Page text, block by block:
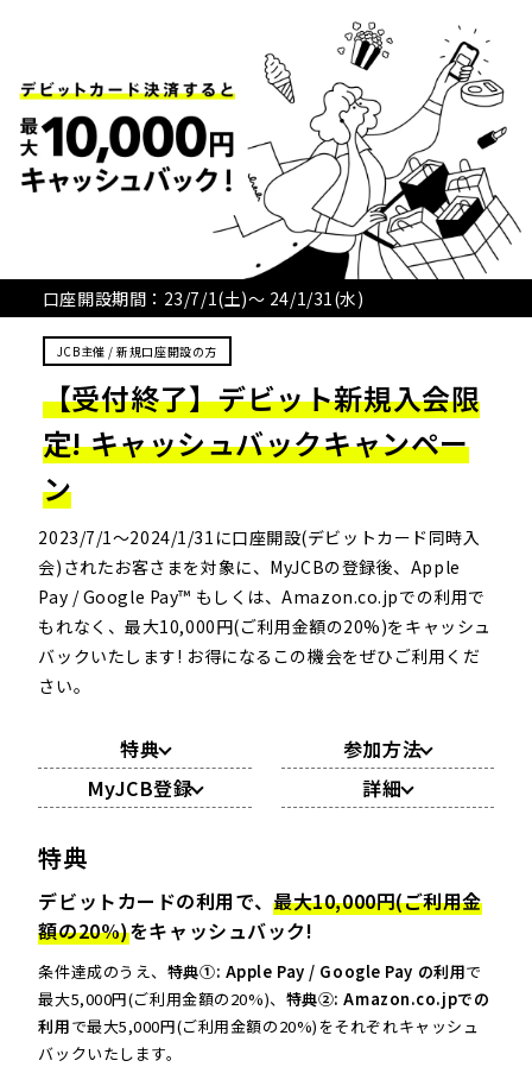
口座開設期間：23/7/1(土)〜 24/1/31(水)
JCB主催 / 新規口座開設の方
【受付終了】デビット新規入会限
定! キャッシュバックキャンペー
ン
2023/7/1～2024/1/31に口座開設(デビットカード同時入
会)されたお客さまを対象に、MyJCBの登録後、Apple
Pay / Google Pay™ もしくは、Amazon.co.jpでの利用で
もれなく、最大10,000円(ご利用金額の20%)をキャッシュ
バックいたします! お得になるこの機会をぜひご利用くだ
さい。
特典
参加方法
MyJCB登録
詳細
特典
デビットカードの利用で、最大10,000円(ご利用金
額の20%)をキャッシュバック!
条件達成のうえ、 特典①: Apple Pay / Google Pay の利用で
最大5,000円(ご利用金額の20%)、 特典②: Amazon.co.jpでの
利用で最大5,000円(ご利用金額の20%)をそれぞれキャッシュ
バックいたします。